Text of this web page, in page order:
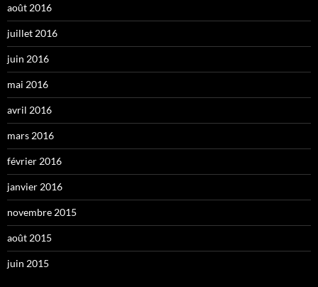
août 2016
juillet 2016
juin 2016
mai 2016
avril 2016
mars 2016
février 2016
janvier 2016
novembre 2015
août 2015
juin 2015